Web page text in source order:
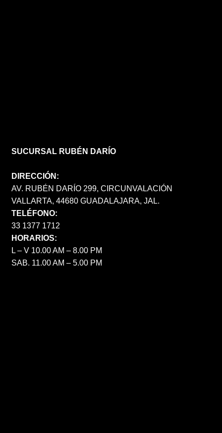
SUCURSAL RUBÉN DARÍO
DIRECCIÓN:
AV. RUBÉN DARÍO 299, CIRCUNVALACIÓN
VALLARTA, 44680 GUADALAJARA, JAL.
TELÉFONO:
33 1377 1712
HORARIOS:
L – V 10.00 AM – 8.00 PM
SAB. 11.00 AM – 5.00 PM